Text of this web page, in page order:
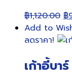
฿1,120.00 ฿
Add to
ลดราคา!
เก้าอี้บา